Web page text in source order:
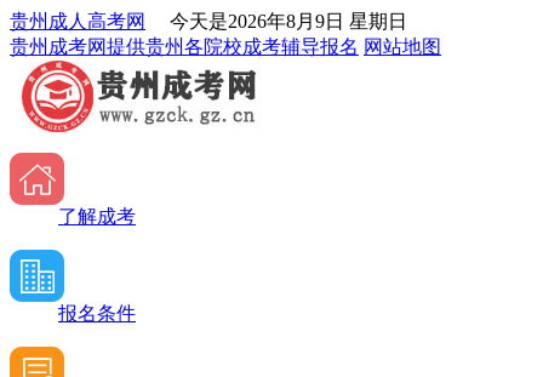
贵州成人高考网 今天是2026年8月9日 星期日
贵州成考网提供贵州各院校成考辅导报名 网站地图
了解成考
报名条件